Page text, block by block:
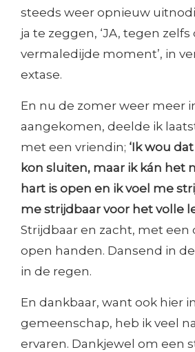
steeds weer opnieuw
ja te zeggen, ‘JA, tegen zelfs
vermaledijde moment’, in
extase.
En nu de zomer weer meer
aangekomen, deelde ik
met een vriendin; ‘Ik wou
kon sluiten, maar ik kán het
hart is open en ik voel me
me strijdbaar voor het volle
Strijdbaar en zacht, met een
open handen. Dansend in
in de regen.
En dankbaar, want ook hier
gemeenschap, heb ik veel
ervaren. Dankjewel om een